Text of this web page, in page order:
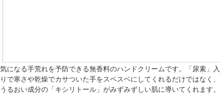
気になる手荒れを予防できる無香料のハンドクリームです。「尿素」入
りで寒さや乾燥でカサついた手をスベスベにしてくれるだけではなく、
うるおい成分の「キシリトール」がみずみずしい肌に導いてくれます。